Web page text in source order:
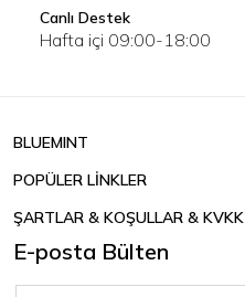
Canlı Destek
Hafta içi 09:00-18:00
BLUEMINT
POPÜLER LİNKLER
ŞARTLAR & KOŞULLAR & KVKK
E-posta Bülten